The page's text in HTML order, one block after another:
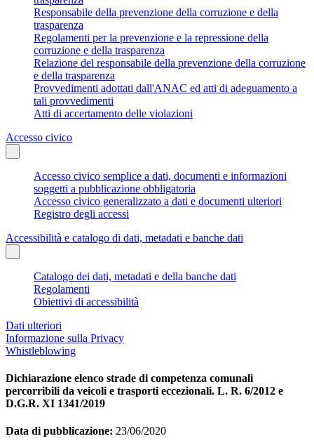
Responsabile della prevenzione della corruzione e della
trasparenza
Regolamenti per la prevenzione e la repressione della
corruzione e della trasparenza
Relazione del responsabile della prevenzione della corruzione
e della trasparenza
Provvedimenti adottati dall'ANAC ed atti di adeguamento a
tali provvedimenti
Atti di accertamento delle violazioni
Accesso civico
Accesso civico semplice a dati, documenti e informazioni
soggetti a pubblicazione obbligatoria
Accesso civico generalizzato a dati e documenti ulteriori
Registro degli accessi
Accessibilità e catalogo di dati, metadati e banche dati
Catalogo dei dati, metadati e della banche dati
Regolamenti
Obiettivi di accessibilità
Dati ulteriori
Informazione sulla Privacy
Whistleblowing
Dichiarazione elenco strade di competenza comunali
percorribili da veicoli e trasporti eccezionali. L. R. 6/2012 e
D.G.R. XI 1341/2019
Data di pubblicazione: 23/06/2020